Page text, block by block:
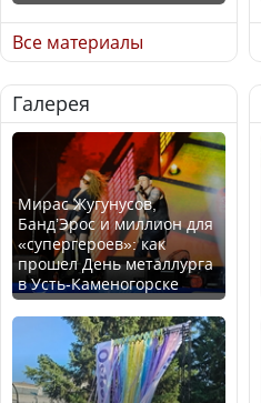
Как легко найти свой
участок для голосования?
Минтруда назвало
отрасли с самыми
высокими зарплатными
предложениями
Все материалы
Галерея
Мирас Жугунусов,
Банд’Эрос и миллион для
«супергероев»: как
прошел День металлурга
в Усть-Каменогорске